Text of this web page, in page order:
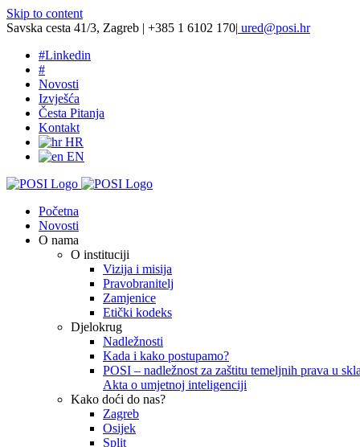
Skip to content
Savska cesta 41/3, Zagreb | +385 1 6102 170| ured@posi.hr
#Linkedin
#
Novosti
Izvješća
Česta Pitanja
Kontakt
HR
EN
Početna
Novosti
O nama
O instituciji
Vizija i misija
Pravobranitelj
Zamjenice
Etički kodeks
Djelokrug
Nadležnosti
Kada i kako postupamo?
POSI – nadležnost za zaštitu temeljnih prava u
Akta o umjetnoj inteligenciji
Kako doći do nas?
Zagreb
Osijek
Split